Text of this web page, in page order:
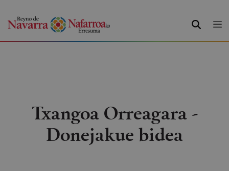
BILATU
Txangoa Orreagara -
Donejakue bidea